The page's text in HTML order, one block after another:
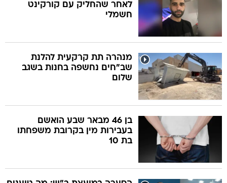
לאחר שהחליק עם קורקינט
חשמלי
מנהרה תת קרקעית להלנת
שב"חים נחשפה בחנות בשגב
שלום
בן 46 מבאר שבע הואשם
בעבירות מין בקרובת משפחתו
בת 10